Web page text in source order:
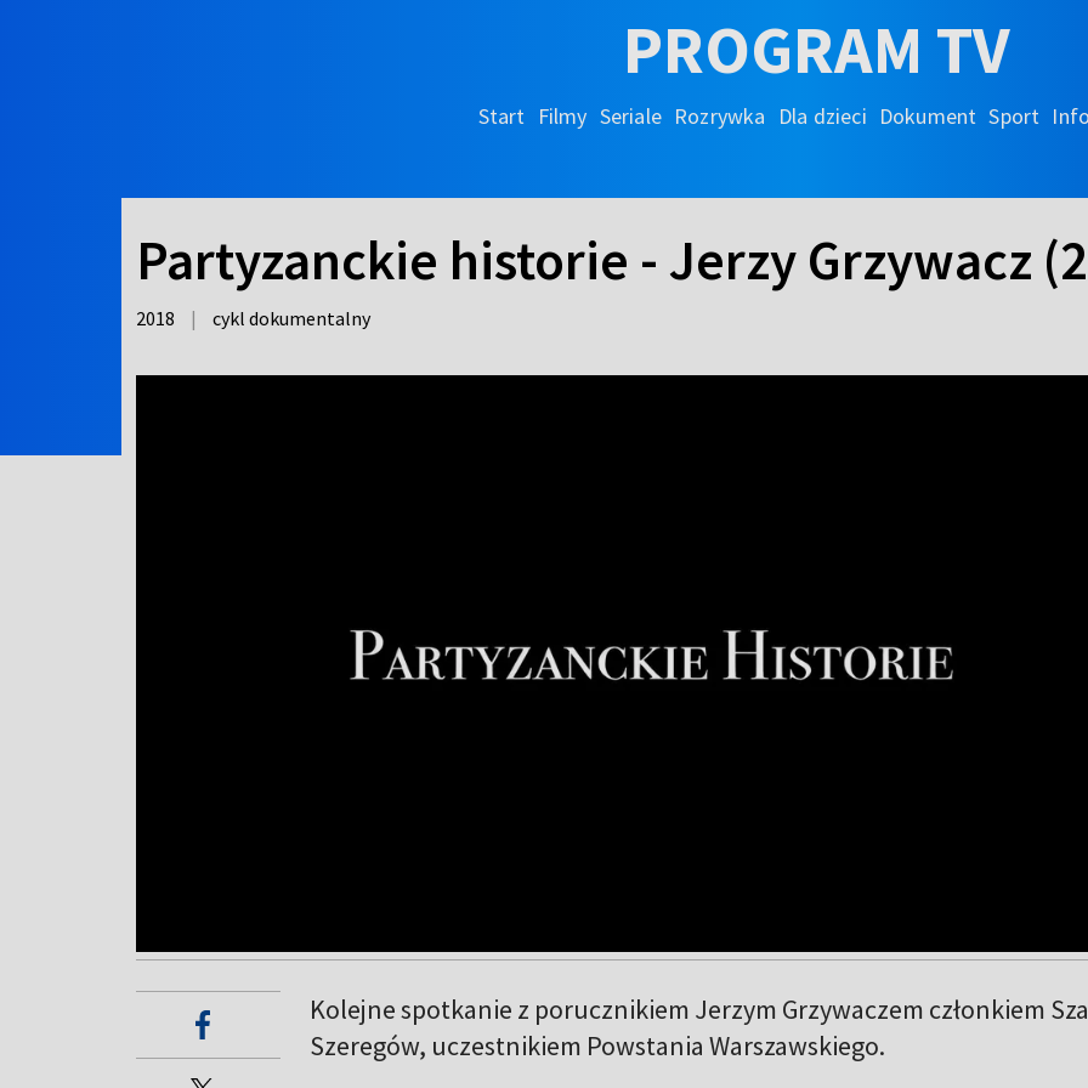
PROGRAM TV
Start Filmy Seriale Rozrywka Dla dzieci Dokument Sport
Partyzanckie historie - Jerzy Grzywacz
2018 | cykl dokumentalny
Kolejne spotkanie z porucznikiem Jerzym Grzywaczem członkiem
Szeregów, uczestnikiem Powstania Warszawskiego.